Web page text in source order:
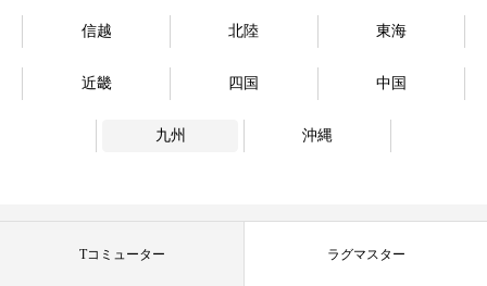
信越 北陸 東海
近畿 四国 中国
九州 沖縄
Tコミューター ラグマスター